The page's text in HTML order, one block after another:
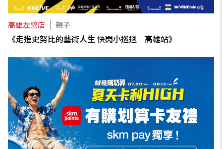
高雄左營店 親子
《走進史努比的藝術人生 快閃小巡迴｜高雄站》